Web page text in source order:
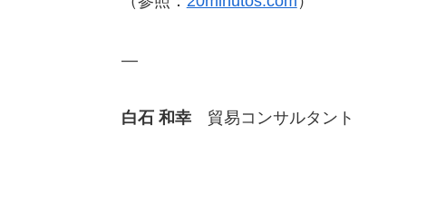
—
白石 和幸貿易コンサルタント